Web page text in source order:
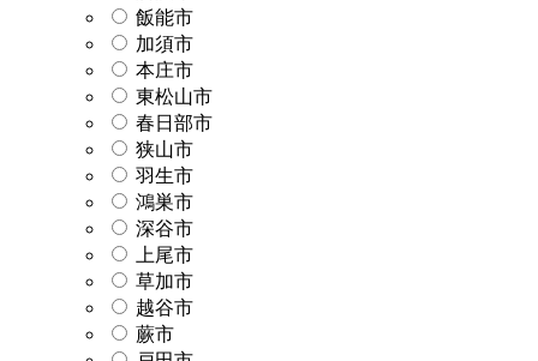
飯能市
加須市
本庄市
東松山市
春日部市
狭山市
羽生市
鴻巣市
深谷市
上尾市
草加市
越谷市
蕨市